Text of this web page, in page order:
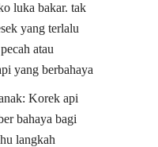
luka bakar. tak
yang terlalu
atau
yang berbahaya
Korek api
bahaya bagi
langkah